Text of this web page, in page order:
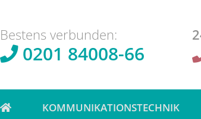
Bestens verbunden:
0201 84008-66
KOMMUNIKATIONSTECHNIK